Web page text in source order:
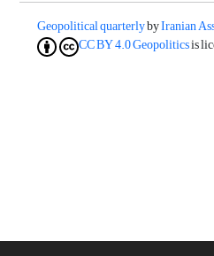
Geopolitical quarterlybyIranian
Geopoliticsis
CC BY 4.0